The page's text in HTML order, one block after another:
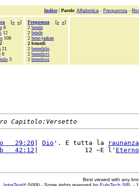
Indice| Parole: Alfabetica - Frequenza -
[« »]
8
12
108
21
8
3
Frequenza [« »]
2 benda
2 bende
2 bene-jaakan
2 benedì
2 benedirlo
2 benedirvi
2 benedissi
Capitolo:Versetto
29:20 Dio '. E tutta la
raunanza
42:12 |            12 ~E l' Eterno
Best viewed with any
IntraText®(V89) - Some rights reserved by EuloTech SRL -